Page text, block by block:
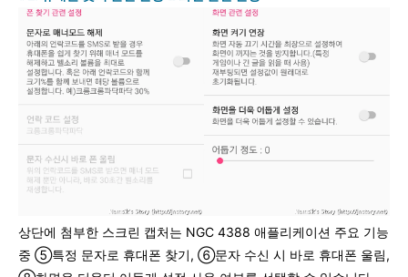
상단에 첨부한 스크린 캡처는 NGC 4388 애플리케이션 주요 기능
중 ⑤특정 문자로 휴대폰 찾기, ⑥문자 수신 시 바로 휴대폰 울림,